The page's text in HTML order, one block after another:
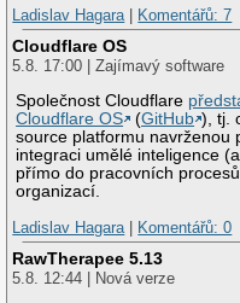
Ladislav Hagara
Komentářů: 7
Cloudflare OS
5.8. 17:00 | Zajímavý software
Společnost Cloudflare
Cloudflare OS
(GitHub ), tj.
source platformu navrženou
integraci umělé inteligence
přímo do pracovních procesů
organizací.
Ladislav Hagara
Komentářů: 0
RawTherapee 5.13
5.8. 12:44 | Nová verze